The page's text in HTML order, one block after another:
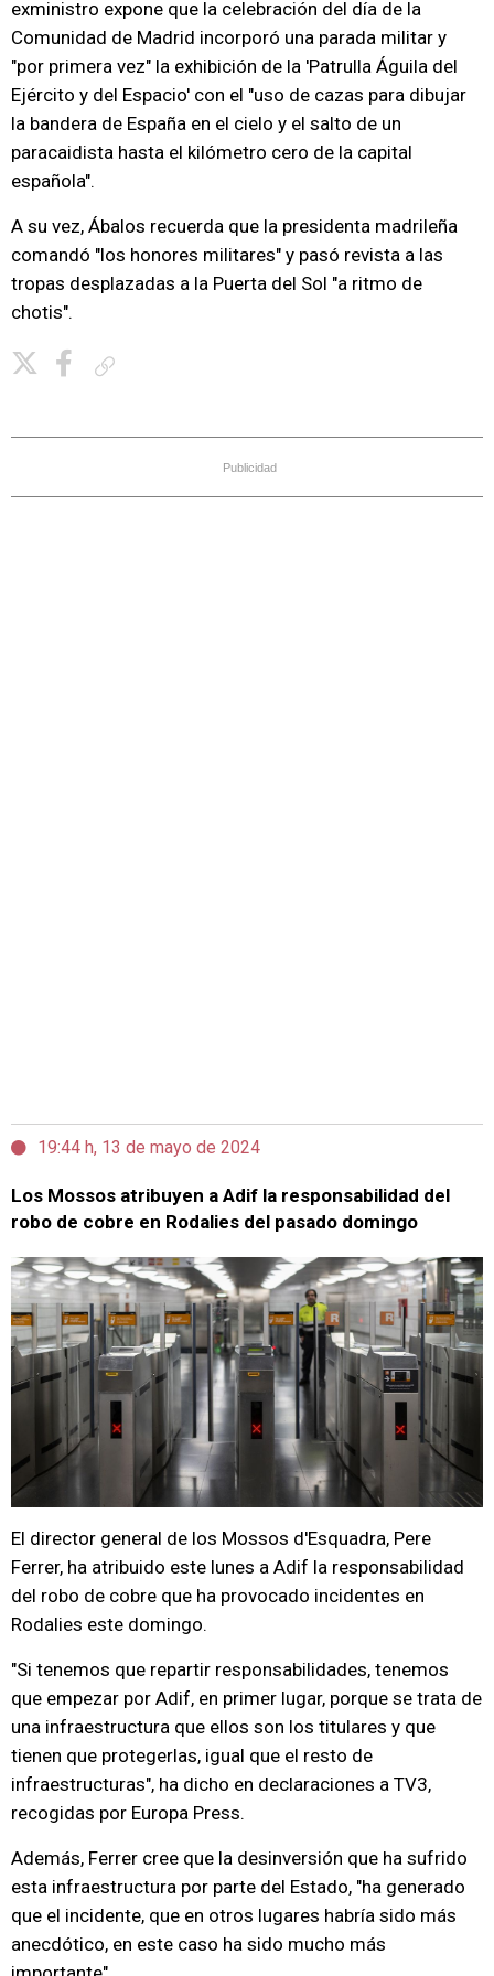
exministro expone que la celebración del día de la
Comunidad de Madrid incorporó una parada militar y
"por primera vez" la exhibición de la 'Patrulla Águila del
Ejército y del Espacio' con el "uso de cazas para dibujar
la bandera de España en el cielo y el salto de un
paracaidista hasta el kilómetro cero de la capital
española".
A su vez, Ábalos recuerda que la presidenta madrileña
comandó "los honores militares" y pasó revista a las
tropas desplazadas a la Puerta del Sol "a ritmo de
chotis".
Publicidad
19:44 h, 13 de mayo de 2024
Los Mossos atribuyen a Adif la responsabilidad del
robo de cobre en Rodalies del pasado domingo
El director general de los Mossos d'Esquadra, Pere
Ferrer, ha atribuido este lunes a Adif la responsabilidad
del robo de cobre que ha provocado incidentes en
Rodalies este domingo.
"Si tenemos que repartir responsabilidades, tenemos
que empezar por Adif, en primer lugar, porque se trata de
una infraestructura que ellos son los titulares y que
tienen que protegerlas, igual que el resto de
infraestructuras", ha dicho en declaraciones a TV3,
recogidas por Europa Press.
Además, Ferrer cree que la desinversión que ha sufrido
esta infraestructura por parte del Estado, "ha generado
que el incidente, que en otros lugares habría sido más
anecdótico, en este caso ha sido mucho más